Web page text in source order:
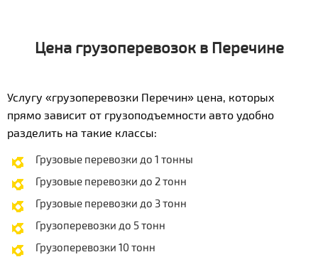
Цена грузоперевозок в Перечине
Услугу «грузоперевозки Перечин» цена, которых
прямо зависит от грузоподъемности авто удобно
разделить на такие классы:
Грузовые перевозки до 1 тонны
Грузовые перевозки до 2 тонн
Грузовые перевозки до 3 тонн
Грузоперевозки до 5 тонн
Грузоперевозки 10 тонн